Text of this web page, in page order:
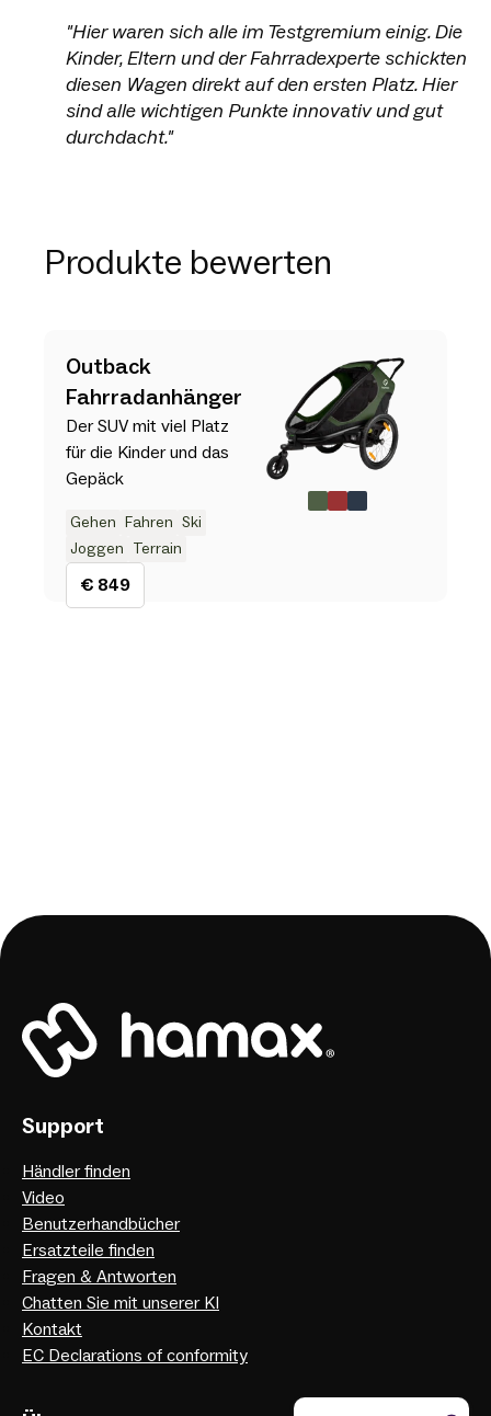
"Hier waren sich alle im Testgremium einig. Die
Kinder, Eltern und der Fahrradexperte schickten
diesen Wagen direkt auf den ersten Platz. Hier
sind alle wichtigen Punkte innovativ und gut
durchdacht."
Produkte bewerten
Outback
Fahrradanhänger
Der SUV mit viel Platz
für die Kinder und das
Gepäck
Gehen Fahren Ski
Joggen Terrain
€ 849
Support
Händler finden
Video
Benutzerhandbücher
Ersatzteile finden
Fragen & Antworten
Chatten Sie mit unserer KI
Kontakt
EC Declarations of conformity